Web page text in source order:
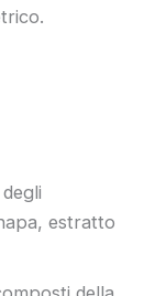
estratto